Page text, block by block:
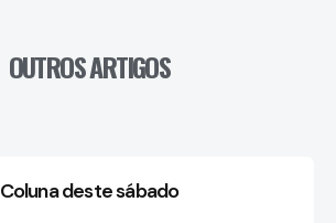
OUTROS ARTIGOS
Coluna deste sábado